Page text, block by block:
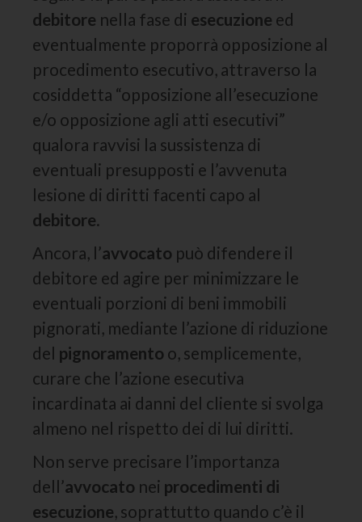
debitore nella fase di esecuzione ed
eventualmente proporrà opposizione al
procedimento esecutivo, attraverso la
cosiddetta “opposizione all’esecuzione
e/o opposizione agli atti esecutivi”
qualora ravvisi la sussistenza di
eventuali presupposti e l’avvenuta
lesione di diritti facenti capo al
debitore.
Ancora, l’avvocato può difendere il
debitore ed agire per minimizzare le
eventuali porzioni di beni immobili
pignorati, mediante l’azione di riduzione
del pignoramento o, semplicemente,
curare che l’azione esecutiva
incardinata ai danni del cliente si svolga
almeno nel rispetto dei di lui diritti.
Non serve precisare l’importanza
dell’avvocato nei procedimenti di
esecuzione, soprattutto quando c’è il